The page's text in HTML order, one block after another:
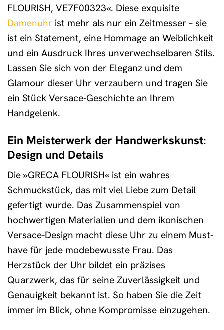
FLOURISH, VE7F00323«. Diese exquisite
Damenuhr ist mehr als nur ein Zeitmesser – sie
ist ein Statement, eine Hommage an Weiblichkeit
und ein Ausdruck Ihres unverwechselbaren Stils.
Lassen Sie sich von der Eleganz und dem
Glamour dieser Uhr verzaubern und tragen Sie
ein Stück Versace-Geschichte an Ihrem
Handgelenk.
Ein Meisterwerk der Handwerkskunst:
Design und Details
Die »GRECA FLOURISH« ist ein wahres
Schmuckstück, das mit viel Liebe zum Detail
gefertigt wurde. Das Zusammenspiel von
hochwertigen Materialien und dem ikonischen
Versace-Design macht diese Uhr zu einem Must-
have für jede modebewusste Frau. Das
Herzstück der Uhr bildet ein präzises
Quarzwerk, das für seine Zuverlässigkeit und
Genauigkeit bekannt ist. So haben Sie die Zeit
immer im Blick, ohne Kompromisse einzugehen.